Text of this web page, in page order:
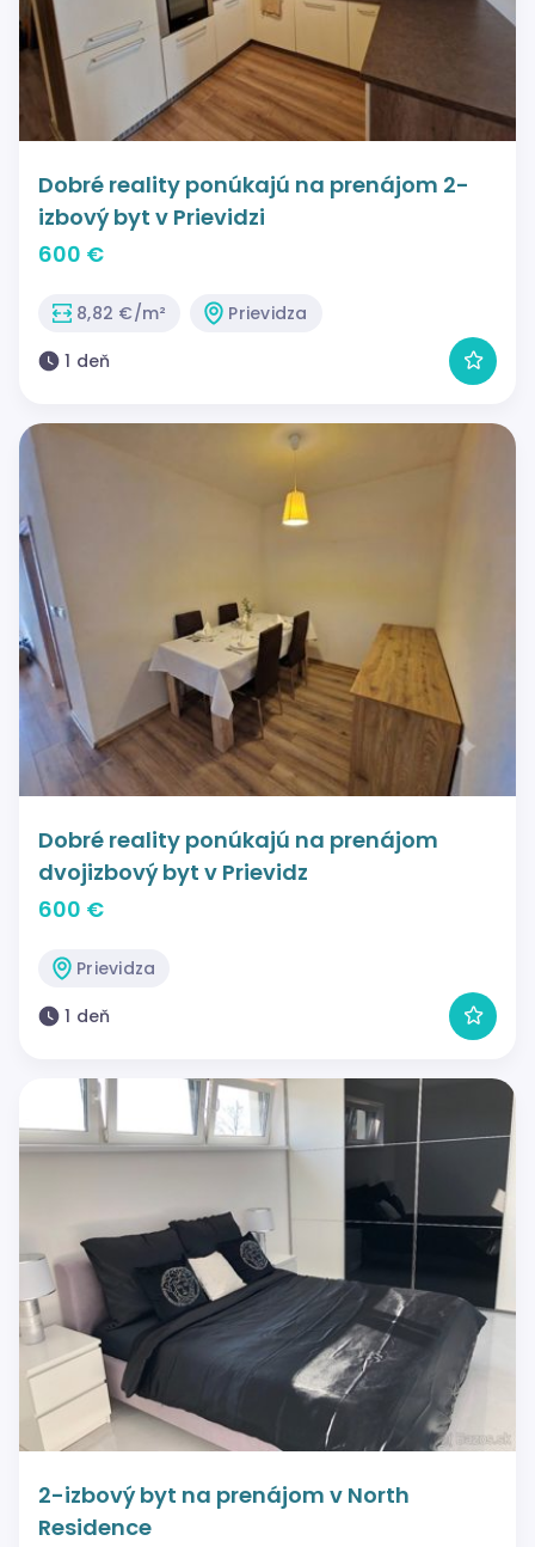
Dobré reality ponúkajú na prenájom 2-
izbový byt v Prievidzi
600 €
8,82 €/m²
Prievidza
1 deň
Dobré reality ponúkajú na prenájom
dvojizbový byt v Prievidz
600 €
Prievidza
1 deň
2-izbový byt na prenájom v North
Residence